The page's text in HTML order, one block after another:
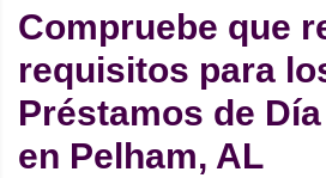
Compruebe que
requisitos para
Préstamos de
en Pelham, AL